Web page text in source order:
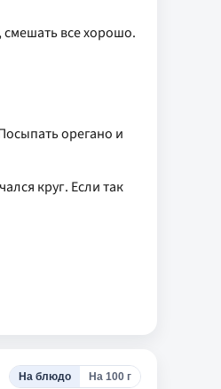
смешать все хорошо.
орегано и
круг. Если так
На блюдо На 100 г